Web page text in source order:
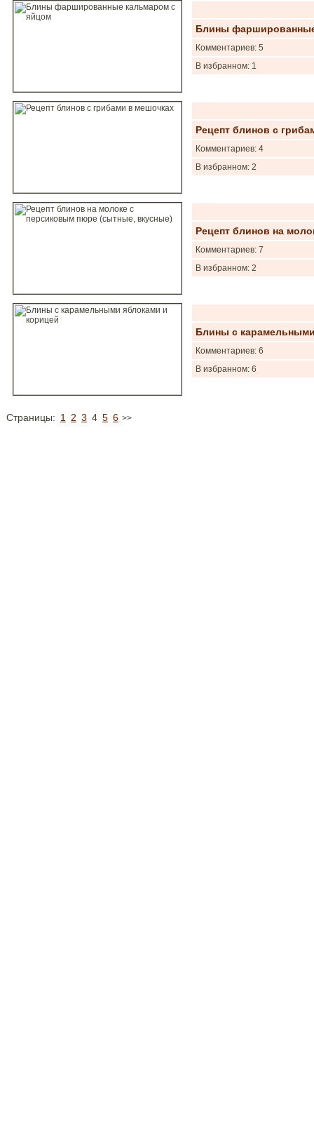
Блины
Комментариев: 5
В избранном: 1
Рецепт блинов с
Комментариев: 4
В избранном: 2
Рецепт блинов на
Комментариев: 7
В избранном: 2
Блины с
Комментариев: 6
В избранном: 6
Страницы: 1 2 3 4 5 6 >>